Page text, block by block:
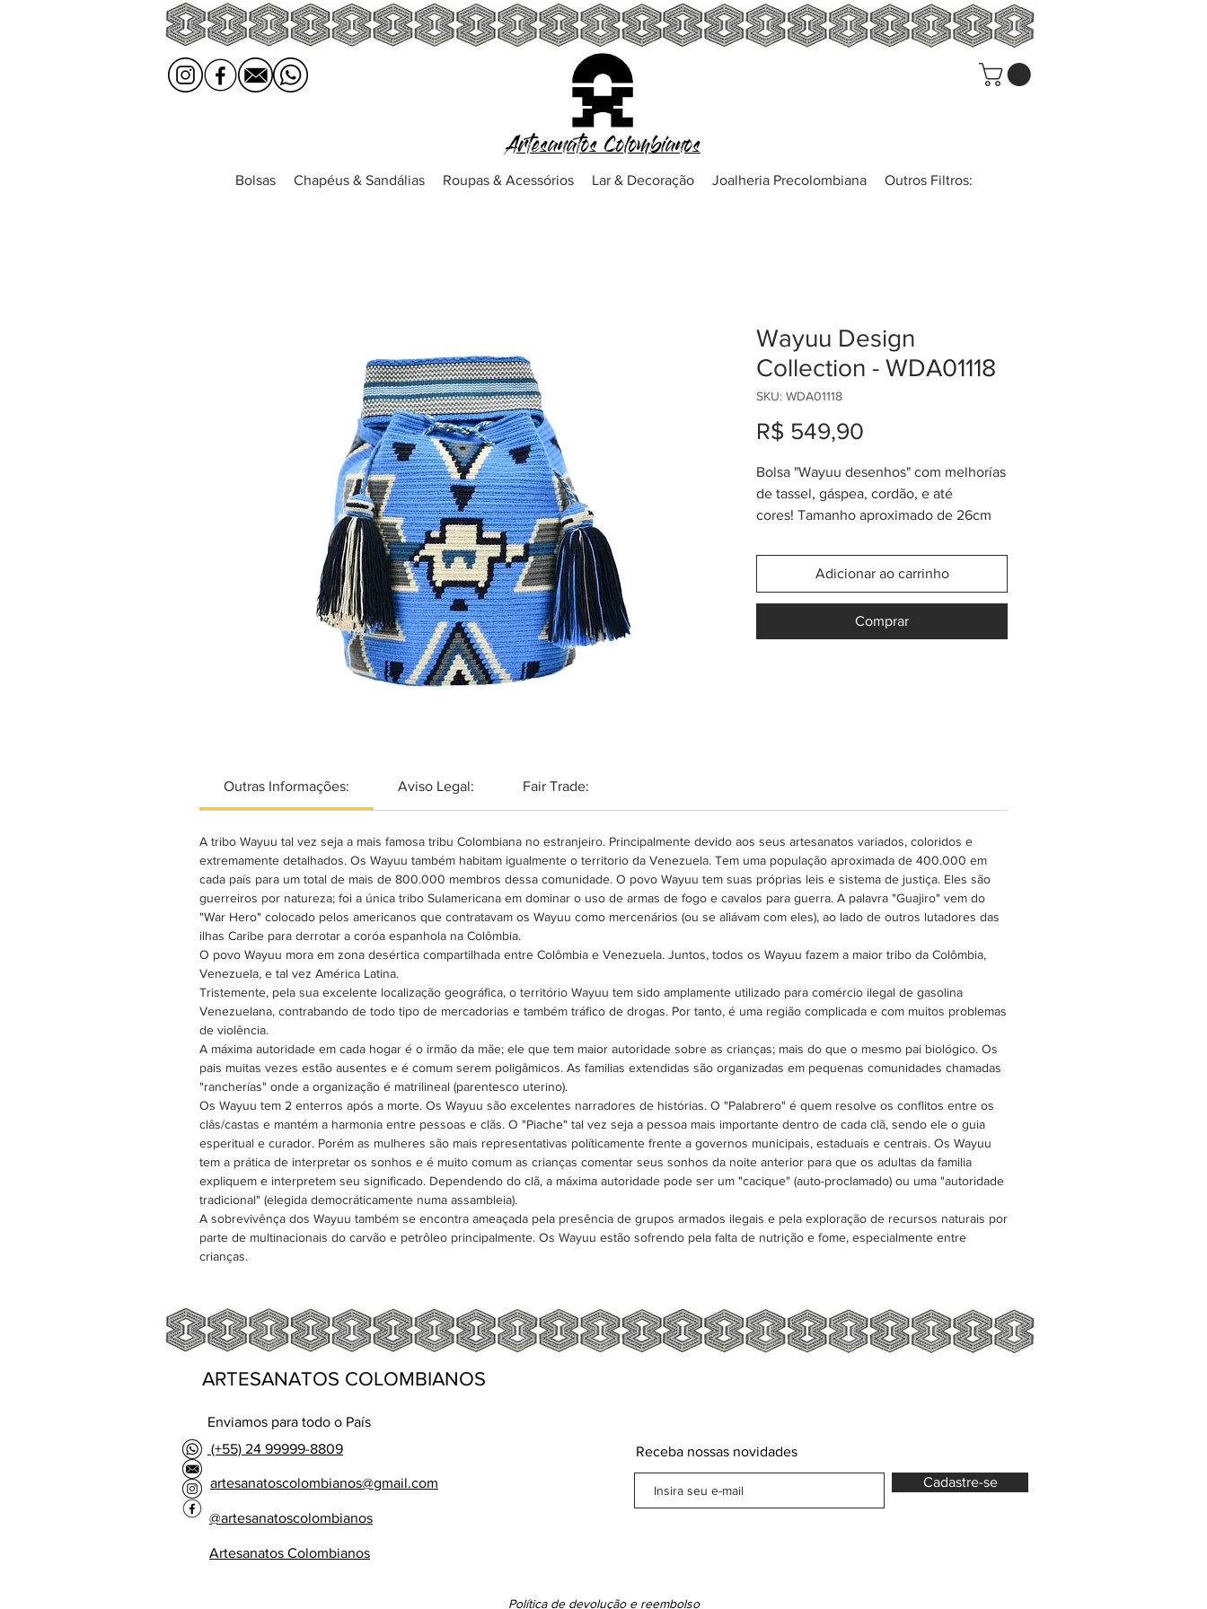
Artesanatos Colombianos
Bolsas Chapéus & Sandálias Roupas & Acessórios Lar & Decoração Joalheria Precolombiana Outros Filtros:
Wayuu Design
Collection - WDA01118
SKU: WDA01118
R$ 549,90
Bolsa "Wayuu desenhos" com melhorías
de tassel, gáspea, cordão, e até
cores! Tamanho aproximado de 26cm
"Design Collection" contém uma cordão
e tassel mais grosso do que uma bolsa
"Wayuu Desenhos Clássica". Todos os
modelos deste "Design Collection"
(WDA) tem gáspea fashion no estilo
20 dias para ser feita.
Adicionar ao carrinho
Comprar
Outras Informações: Aviso Legal: Fair Trade:
A tribo Wayuu tal vez seja a mais famosa tribu Colombiana no estranjeiro. Principalmente devido aos seus artesanatos variados, coloridos e
extremamente detalhados. Os Wayuu também habitam igualmente o territorio da Venezuela. Tem uma população aproximada de 400.000 em
cada país para um total de mais de 800.000 membros dessa comunidade. O povo Wayuu tem suas próprias leis e sistema de justiça. Eles são
guerreiros por natureza; foi a única tribo Sulamericana em dominar o uso de armas de fogo e cavalos para guerra. A palavra "Guajiro" vem do
"War Hero" colocado pelos americanos que contratavam os Wayuu como mercenários (ou se aliávam com eles), ao lado de outros lutadores das
ilhas Caribe para derrotar a coróa espanhola na Colômbia.
O povo Wayuu mora em zona desértica compartilhada entre Colômbia e Venezuela. Juntos, todos os Wayuu fazem a maior tribo da Colômbia,
Venezuela, e tal vez América Latina.
Tristemente, pela sua excelente localização geográfica, o território Wayuu tem sido amplamente utilizado para comércio ilegal de gasolina
Venezuelana, contrabando de todo tipo de mercadorias e também tráfico de drogas. Por tanto, é uma região complicada e com muitos problemas
de violência.
A máxima autoridade em cada hogar é o irmão da mãe; ele que tem maior autoridade sobre as crianças; mais do que o mesmo pai biológico. Os
pais muitas vezes estão ausentes e é comum serem poligâmicos. As familias extendidas são organizadas em pequenas comunidades chamadas
"rancherías" onde a organização é matrilineal (parentesco uterino).
Os Wayuu tem 2 enterros após a morte. Os Wayuu são excelentes narradores de histórias. O "Palabrero" é quem resolve os conflitos entre os
clâs/castas e mantém a harmonia entre pessoas e clãs. O "Piache" tal vez seja a pessoa mais importante dentro de cada clã, sendo ele o guia
esperitual e curador. Porém as mulheres são mais representativas políticamente frente a governos municipais, estaduais e centrais. Os Wayuu
tem a prática de interpretar os sonhos e é muito comum as crianças comentar seus sonhos da noite anterior para que os adultas da familia
expliquem e interpretem seu significado. Dependendo do clã, a máxima autoridade pode ser um "cacique" (auto-proclamado) ou uma "autoridade
tradicional" (elegida democráticamente numa assambleia).
A sobrevivênça dos Wayuu também se encontra ameaçada pela presência de grupos armados ilegais e pela exploração de recursos naturais por
parte de multinacionais do carvão e petrôleo principalmente. Os Wayuu estão sofrendo pela falta de nutrição e fome, especialmente entre
crianças.
ARTESANATOS COLOMBIANOS
Enviamos para todo o País
(+55) 24 99999-8809
artesanatoscolombianos@gmail.com
@artesanatoscolombianos
Artesanatos Colombianos
Receba nossas novidades
Cadastre-se
Política de devolução e reembolso